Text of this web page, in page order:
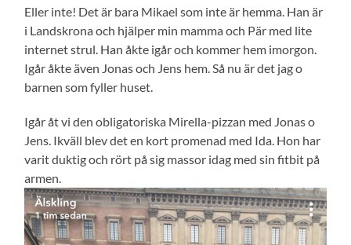
Eller inte! Det är bara Mikael som inte är hemma. Han är
i Landskrona och hjälper min mamma och Pär med lite
internet strul. Han åkte igår och kommer hem imorgon.
Igår åkte även Jonas och Jens hem. Så nu är det jag o
barnen som fyller huset.
Igår åt vi den obligatoriska Mirella-pizzan med Jonas o
Jens. Ikväll blev det en kort promenad med Ida. Hon har
varit duktig och rört på sig massor idag med sin fitbit på
armen.